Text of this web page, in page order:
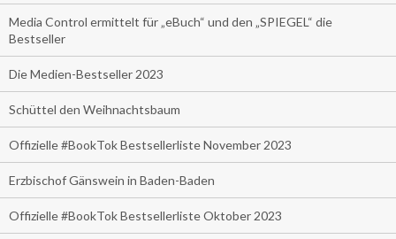
Media Control ermittelt für „eBuch“ und den „SPIEGEL“ die
Bestseller
Die Medien-Bestseller 2023
Schüttel den Weihnachtsbaum
Offizielle #BookTok Bestsellerliste November 2023
Erzbischof Gänswein in Baden-Baden
Offizielle #BookTok Bestsellerliste Oktober 2023